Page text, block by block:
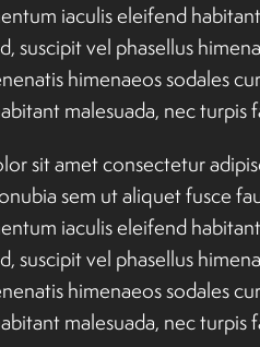
iaculis eleifend
suscipit vel phasellus
himenaeos sodales
malesuada, nec
sit amet consectetur
sem ut aliquet fusce
iaculis eleifend
suscipit vel phasellus
himenaeos sodales
malesuada, nec